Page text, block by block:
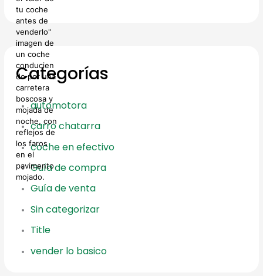
Categorías
automotora
carro chatarra
coche en efectivo
Guía de compra
Guía de venta
Sin categorizar
Title
vender lo basico